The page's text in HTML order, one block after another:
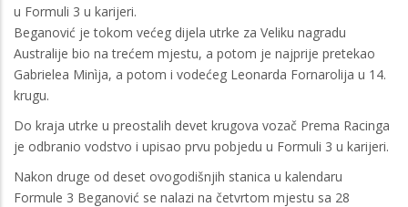
u Formuli 3 u karijeri.
Beganović je tokom većeg dijela utrke za Veliku nagradu
Australije bio na trećem mjestu, a potom je najprije pretekao
Gabrielea Minìja, a potom i vodećeg Leonarda Fornarolija u 14.
krugu.
Do kraja utrke u preostalih devet krugova vozač Prema Racinga
je odbranio vodstvo i upisao prvu pobjedu u Formuli 3 u karijeri.
Nakon druge od deset ovogodišnjih stanica u kalendaru
Formule 3 Beganović se nalazi na četvrtom mjestu sa 28